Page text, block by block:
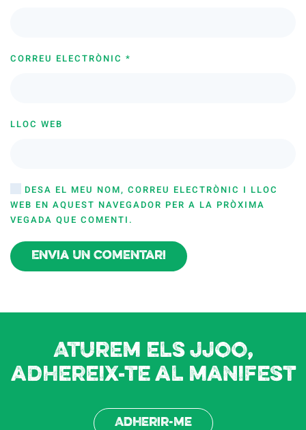
CORREU ELECTRÒNIC *
LLOC WEB
DESA EL MEU NOM, CORREU ELECTRÒNIC I LLOC
WEB EN AQUEST NAVEGADOR PER A LA PRÒXIMA
VEGADA QUE COMENTI.
Envia un comentari
Aturem els JJOO,
adhereix-te al manifest
Adherir-me